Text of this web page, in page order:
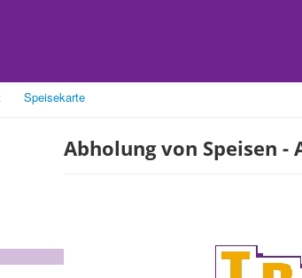
Speisekarte
Abholung von Speisen -